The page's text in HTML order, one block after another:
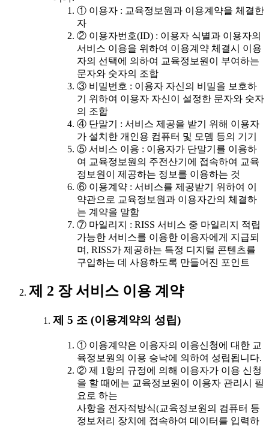
① 이용자 : 교육정보원과 이용계약을 체결한
자
② 이용자번호(ID) : 이용자 식별과 이용자의
서비스 이용을 위하여 이용계약 체결시 이용
자의 선택에 의하여 교육정보원이 부여하는
문자와 숫자의 조합
③ 비밀번호 : 이용자 자신의 비밀을 보호하
기 위하여 이용자 자신이 설정한 문자와 숫자
의 조합
④ 단말기 : 서비스 제공을 받기 위해 이용자
가 설치한 개인용 컴퓨터 및 모뎀 등의 기기
⑤ 서비스 이용 : 이용자가 단말기를 이용하
여 교육정보원의 주전산기에 접속하여 교육
정보원이 제공하는 정보를 이용하는 것
⑥ 이용계약 : 서비스를 제공받기 위하여 이
약관으로 교육정보원과 이용자간의 체결하
는 계약을 말함
⑦ 마일리지 : RISS 서비스 중 마일리지 적립
가능한 서비스를 이용한 이용자에게 지급되
며, RISS가 제공하는 특정 디지털 콘텐츠를
구입하는 데 사용하도록 만들어진 포인트
제 2 장 서비스 이용 계약
제 5 조 (이용계약의 성립)
① 이용계약은 이용자의 이용신청에 대한 교
육정보원의 이용 승낙에 의하여 성립됩니다.
② 제 1항의 규정에 의해 이용자가 이용 신청
을 할 때에는 교육정보원이 이용자 관리시 필
요로 하는
사항을 전자적방식(교육정보원의 컴퓨터 등
정보처리 장치에 접속하여 데이터를 입력하